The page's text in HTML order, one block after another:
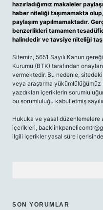
hazırladığımız makaleler
haber niteliği taşımamakta
paylaşım yapılmamaktadır.
benzerlikleri tamamen
halindedir ve tavsiye niteliği
Sitemiz, 5651 Sayılı Kanun
Kurumu (BTK) tarafından
vermektedir. Bu nedenle,
veya araştırma
yazdıkları içeriklerin
bu sorumluluğu kabul etmiş
Hukuka ve yasal düzenlemelere
içerikleri,
ilgili içerikler yasal süre
SON YORUMLAR